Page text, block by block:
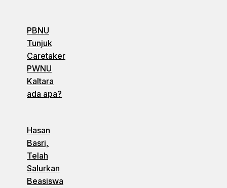
PBNU
Tunjuk
Caretaker
PWNU
Kaltara
ada apa?
Hasan
Basri,
Telah
Salurkan
Beasiswa